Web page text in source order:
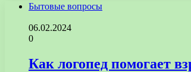
Бытовые вопросы
06.02.2024
0
Как логопед помогает